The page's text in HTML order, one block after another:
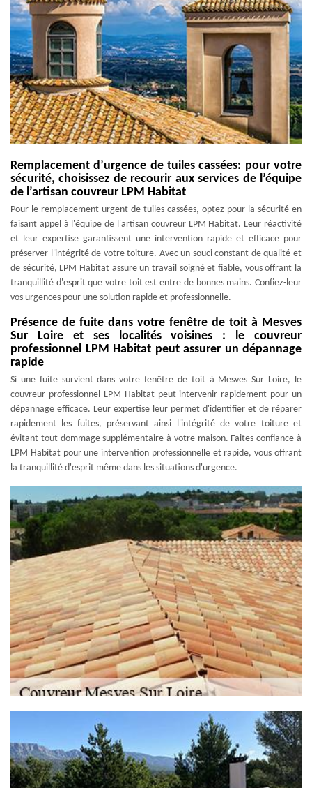
Remplacement d’urgence de tuiles cassées: pour votre
sécurité, choisissez de recourir aux services de l’équipe
de l’artisan couvreur LPM Habitat
Pour le remplacement urgent de tuiles cassées, optez pour la sécurité en
faisant appel à l'équipe de l'artisan couvreur LPM Habitat. Leur réactivité
et leur expertise garantissent une intervention rapide et efficace pour
préserver l'intégrité de votre toiture. Avec un souci constant de qualité et
de sécurité, LPM Habitat assure un travail soigné et fiable, vous offrant la
tranquillité d'esprit que votre toit est entre de bonnes mains. Confiez-leur
vos urgences pour une solution rapide et professionnelle.
Présence de fuite dans votre fenêtre de toit à Mesves
Sur Loire et ses localités voisines : le couvreur
professionnel LPM Habitat peut assurer un dépannage
rapide
Si une fuite survient dans votre fenêtre de toit à Mesves Sur Loire, le
couvreur professionnel LPM Habitat peut intervenir rapidement pour un
dépannage efficace. Leur expertise leur permet d'identifier et de réparer
rapidement les fuites, préservant ainsi l'intégrité de votre toiture et
évitant tout dommage supplémentaire à votre maison. Faites confiance à
LPM Habitat pour une intervention professionnelle et rapide, vous offrant
la tranquillité d'esprit même dans les situations d'urgence.